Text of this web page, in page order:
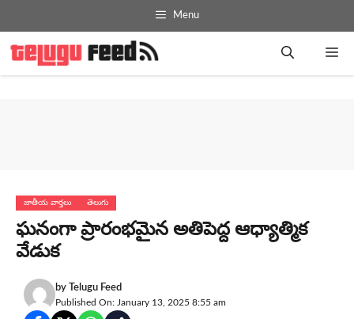
Menu
జాతీయ వార్తలు తెలుగు
ఘ‌నంగా ప్రారంభమైన అతిపెద్ద ఆధ్యాత్మిక
వేడుక
by Telugu Feed
Published On: January 13, 2025 8:55 am